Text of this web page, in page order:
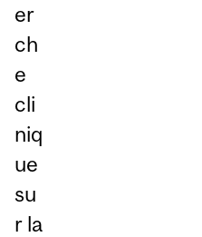
er
ch
e
cli
niq
ue
su
r la